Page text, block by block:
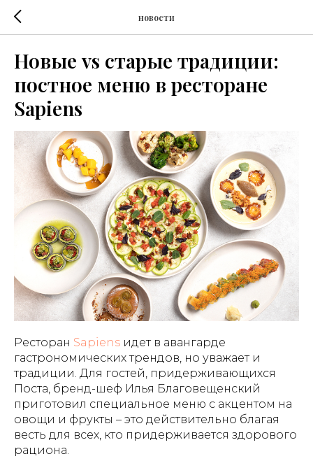
новости
Новые vs старые традиции:
постное меню в ресторане
Sapiens
Ресторан Sapiens идет в авангарде
гастрономических трендов, но уважает и
традиции. Для гостей, придерживающихся
Поста, бренд-шеф Илья Благовещенский
приготовил специальное меню с акцентом на
овощи и фрукты – это действительно благая
весть для всех, кто придерживается здорового
рациона.